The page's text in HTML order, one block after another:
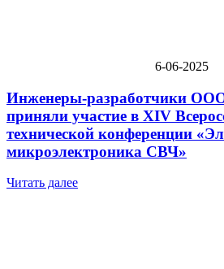
6-06-2025
Инженеры-разработчики
приняли участие в XIV
технической конференции
микроэлектроника СВЧ»
Читать далее